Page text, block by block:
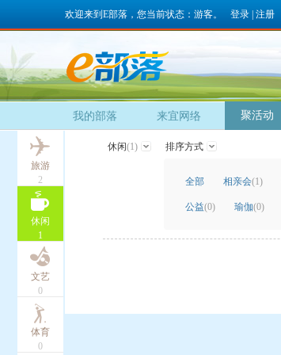
欢迎来到E部落，您当前状态：游客。 登录 注册
我的部落 来宜网络 聚活动
旅游
2
休闲
1
文艺
0
体育
0
休闲(1) 排序方式
全部 相亲会(1)
公益(0) 瑜伽(0)